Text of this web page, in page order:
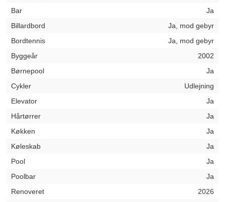
Bar
Ja
Billardbord
Ja, mod gebyr
Bordtennis
Ja, mod gebyr
Byggeår
2002
Børnepool
Ja
Cykler
Udlejning
Elevator
Ja
Hårtørrer
Ja
Køkken
Ja
Køleskab
Ja
Pool
Ja
Poolbar
Ja
Renoveret
2026